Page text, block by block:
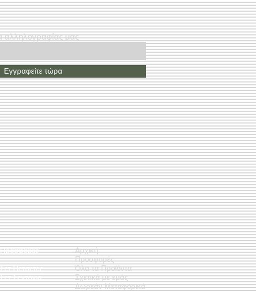
αλληλογραφίας μας
Εγγραφείτε τώρα
Προσφορές
Σετ Πετσέτες
Σετ Σεντόνια
Αρχική
Προσφορές
Όλα τα Προϊόντα
Σχετικά με εμάς
Δωρεάν Μεταφορικά